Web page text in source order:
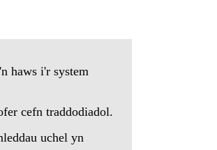
haws i'r system
cefn traddodiadol.
uchel yn